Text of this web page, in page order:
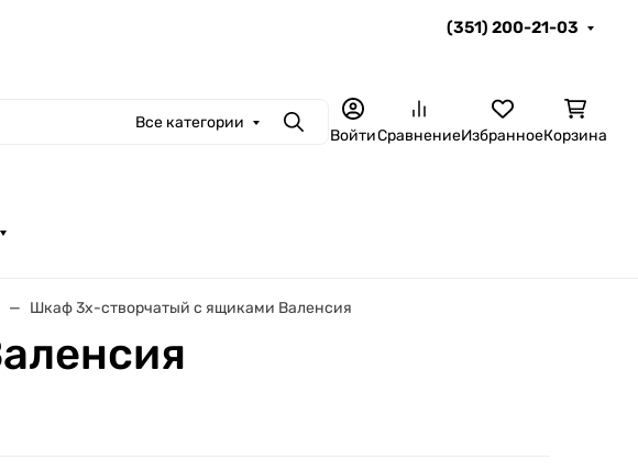
(351) 200-21-03
Все категории ПоискВойтиСравнениеИзбранноеКорзина
Шкаф 3х-створчатый с ящиками Валенсия